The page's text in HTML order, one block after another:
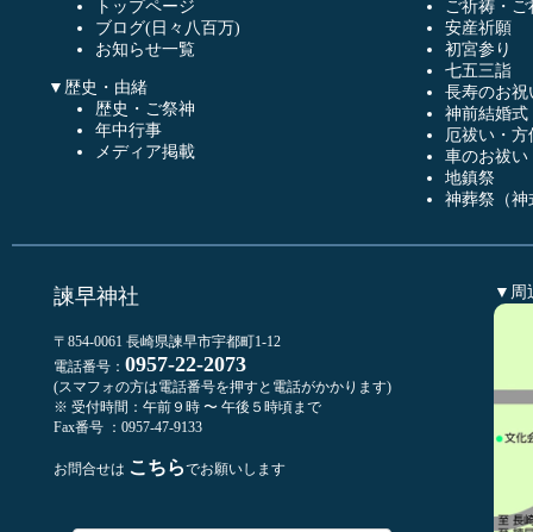
トップページ
ブログ(日々八百万)
お知らせ一覧
▼歴史・由緒
歴史・ご祭神
年中行事
メディア掲載
ご祈祷・
安産祈願
初宮参り
七五三詣
長寿のお祝
神前結婚式
厄祓い・方
車のお祓い
地鎮祭
神葬祭（神
諫早神社
〒854-0061 長崎県諫早市宇都町1-12
電話番号： 0957-22-2073
(スマフォの方は電話番号を押すと電話がかかります)
※ 受付時間：午前９時 〜 午後５時頃まで
Fax番号 ：0957-47-9133
お問合せは こちらでお願いします
▼周